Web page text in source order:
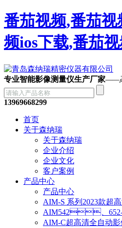
番茄视频,番茄
频ios下载,番茄
专业智能影像测量仪生产厂家——
13969668299
首页
关于森纳瑞
关于森纳瑞
企业介绍
企业文化
客户案例
产品中心
产品中心
AIM-S 系列2023款超
AIM542、652-
AIM-C超高清全自动